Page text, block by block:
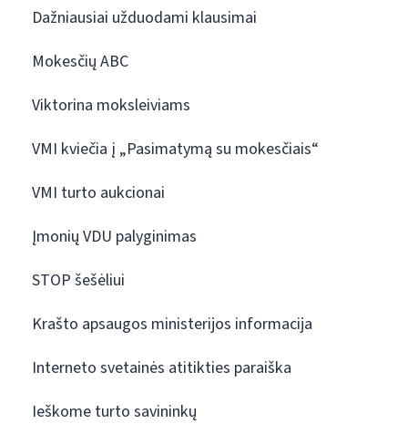
Dažniausiai užduodami klausimai
Mokesčių ABC
Viktorina moksleiviams
VMI kviečia į „Pasimatymą su mokesčiais“
VMI turto aukcionai
Įmonių VDU palyginimas
STOP šešėliui
Krašto apsaugos ministerijos informacija
Interneto svetainės atitikties paraiška
Ieškome turto savininkų